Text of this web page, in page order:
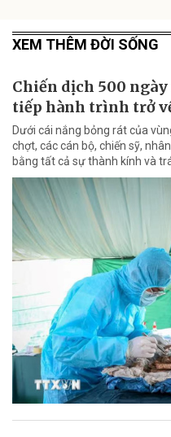
XEM THÊM ĐỜI SỐNG
Chiến dịch 500
tiếp hành trình trở
Dưới cái nắng bỏng rát của
chợt, các cán bộ, chiến sỹ,
bằng tất cả sự thành kính và